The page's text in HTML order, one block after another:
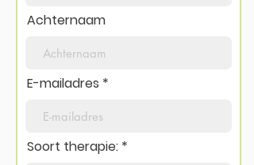
Achternaam
E-mailadres
Soort therapie: